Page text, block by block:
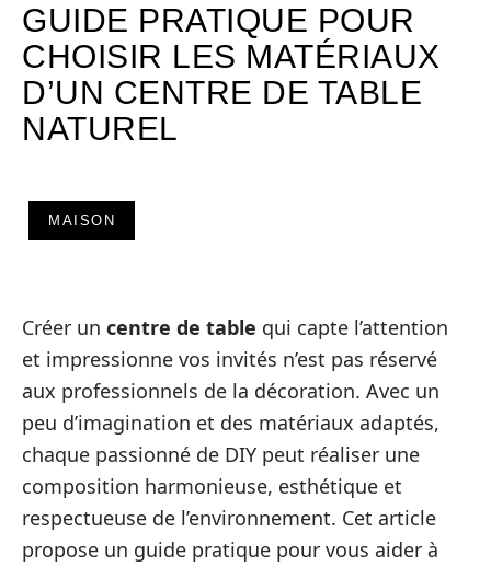
GUIDE PRATIQUE POUR
CHOISIR LES MATÉRIAUX
D’UN CENTRE DE TABLE
NATUREL
MAISON
Créer un centre de table qui capte l’attention
et impressionne vos invités n’est pas réservé
aux professionnels de la décoration. Avec un
peu d’imagination et des matériaux adaptés,
chaque passionné de DIY peut réaliser une
composition harmonieuse, esthétique et
respectueuse de l’environnement. Cet article
propose un guide pratique pour vous aider à